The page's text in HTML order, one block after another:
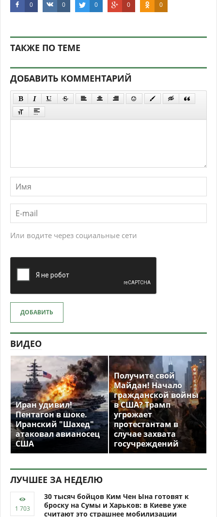
0 0 0 0 0
ТАКЖЕ ПО ТЕМЕ
ДОБАВИТЬ КОММЕНТАРИЙ
Или водите через социальные сети
ДОБАВИТЬ
ВИДЕО
Иран удивил!
Пентагон в шоке.
Иранский "Шахед"
атаковал авианосец
США
Получите свой
Майдан! Начало
гражданской войны
в США? Трамп
угрожает
протестантам в
случае захвата
госучреждений
ЛУЧШЕЕ ЗА НЕДЕЛЮ
30 тысяч бойцов Ким Чен Ына готовят к
броску на Сумы и Харьков: в Киеве уже
считают это страшнее мобилизации